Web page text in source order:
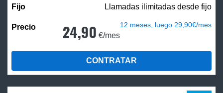
Llamadas ilimitadas desde fijo
24,90 €/mes
12 meses, luego 29,90€/mes
CONTRATAR